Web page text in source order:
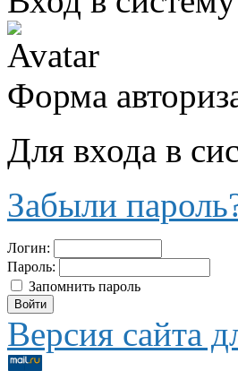
Форма
Для входа в
Забыли
Логин:
Пароль:
Запомнить пароль
Версия сайта